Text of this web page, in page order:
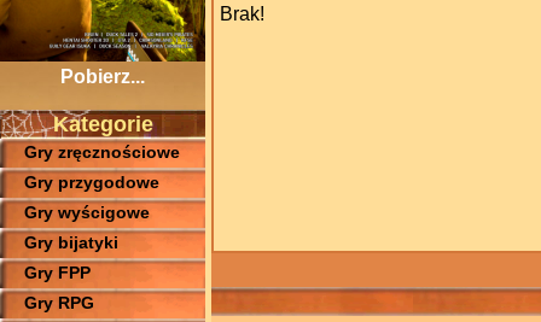
Pobierz...
Kategorie
Gry zręcznościowe
Gry przygodowe
Gry wyścigowe
Gry bijatyki
Gry FPP
Gry RPG
Brak!